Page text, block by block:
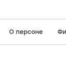
О персоне